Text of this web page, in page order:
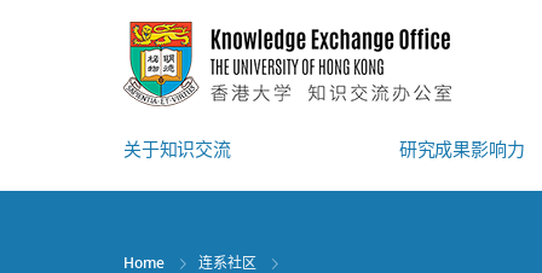
关于知识交流 研究成果影响力
Home 连系社区